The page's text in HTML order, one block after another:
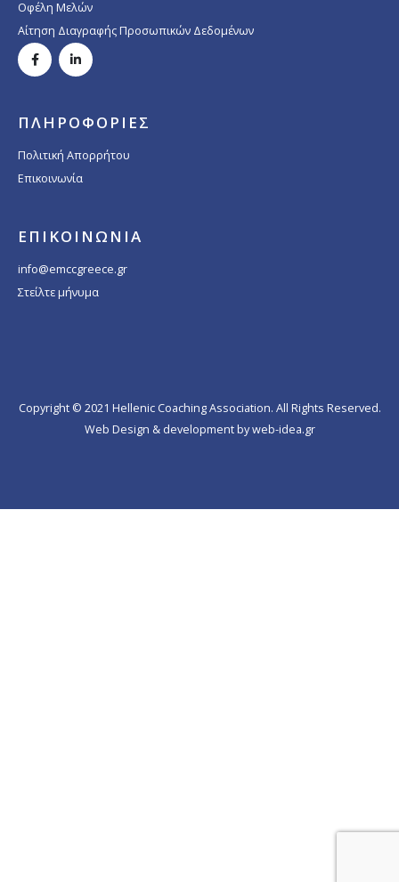
Οφέλη Μελών
Αίτηση Διαγραφής Προσωπικών Δεδομένων
ΠΛΗΡΟΦΟΡΙΕΣ
Πολιτική Απορρήτου
Επικοινωνία
ΕΠΙΚΟΙΝΩΝΙΑ
info@emccgreece.gr
Στείλτε μήνυμα
Copyright © 2021 Hellenic Coaching Association. All Rights Reserved.
Web Design & development by web-idea.gr